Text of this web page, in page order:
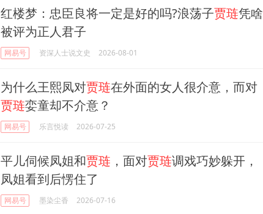
红楼梦：忠臣良将一定是好的吗?浪荡子贾琏凭啥
被评为正人君子
网易号 资深人士说文史 2026-08-01
为什么王熙凤对贾琏在外面的女人很介意，而对
贾琏娈童却不介意？
网易号 乐言悦读 2026-07-25
平儿伺候凤姐和贾琏 ，面对贾琏调戏巧妙躲开，
凤姐看到后愣住了
网易号 墨染尘香 2026-07-16